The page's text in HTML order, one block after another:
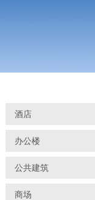
酒店
办公楼
公共建筑
商场